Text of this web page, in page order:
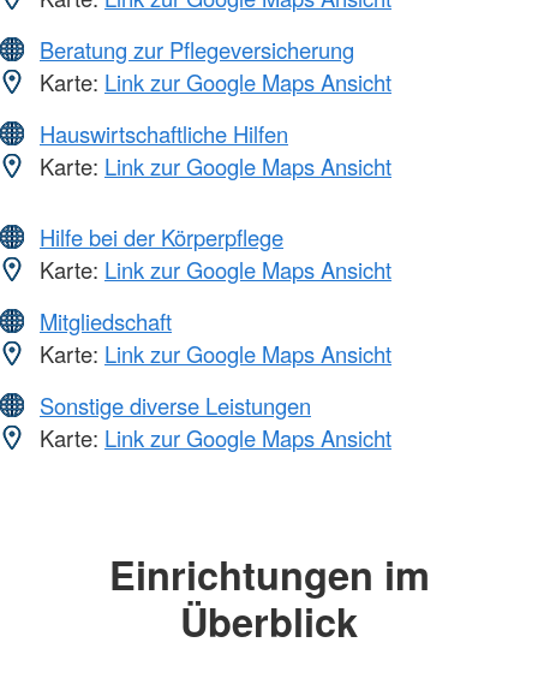
Beratung zur Pflegeversicherung
Karte: Link zur Google Maps Ansicht
Hauswirtschaftliche Hilfen
Karte: Link zur Google Maps Ansicht
Hilfe bei der Körperpflege
Karte: Link zur Google Maps Ansicht
Mitgliedschaft
Karte: Link zur Google Maps Ansicht
Sonstige diverse Leistungen
Karte: Link zur Google Maps Ansicht
Einrichtungen im
Überblick